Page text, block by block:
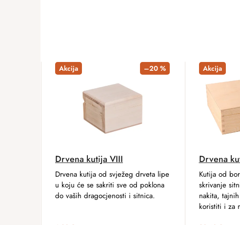
Akcija –20 %
Drvena kutija VIII
Drvena kutija od svježeg drveta lipe
u koju će se sakriti sve od poklona
do vaših dragocjenosti i sitnica.
Akcija
Drvena
Kutija od
skrivanje
nakita,
koristiti i za